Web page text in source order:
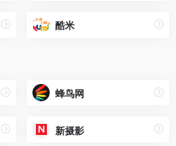
酷米
蜂鸟网
新摄影